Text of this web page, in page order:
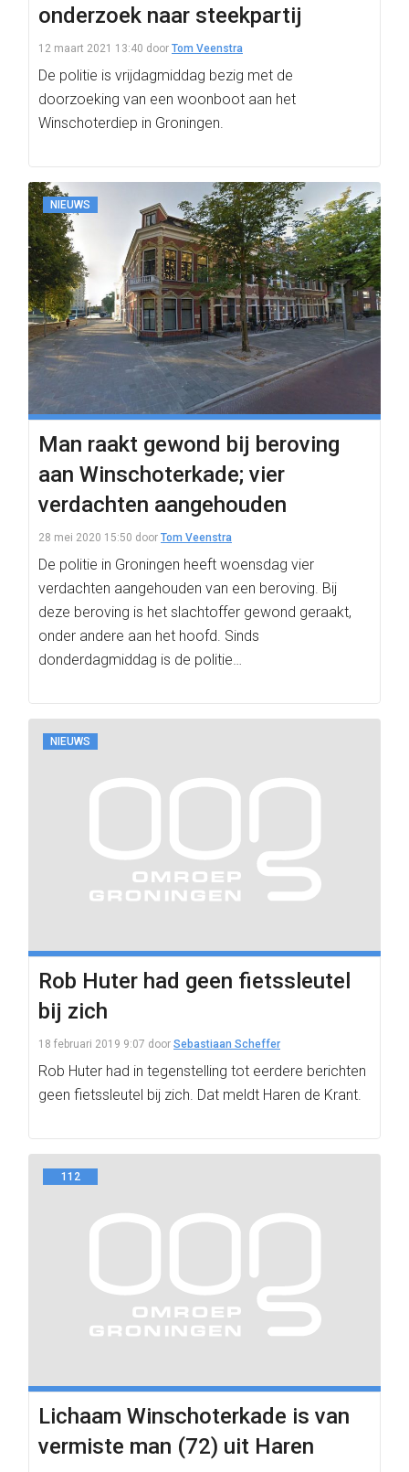
onderzoek naar steekpartij
12 maart 2021 13:40 door Tom Veenstra
De politie is vrijdagmiddag bezig met de
doorzoeking van een woonboot aan het
Winschoterdiep in Groningen.
NIEUWS
Man raakt gewond bij beroving
aan Winschoterkade; vier
verdachten aangehouden
28 mei 2020 15:50 door Tom Veenstra
De politie in Groningen heeft woensdag vier
verdachten aangehouden van een beroving. Bij
deze beroving is het slachtoffer gewond geraakt,
onder andere aan het hoofd. Sinds
donderdagmiddag is de politie…
NIEUWS
Rob Huter had geen fietssleutel
bij zich
18 februari 2019 9:07 door Sebastiaan Scheffer
Rob Huter had in tegenstelling tot eerdere berichten
geen fietssleutel bij zich. Dat meldt Haren de Krant.
112
Lichaam Winschoterkade is van
vermiste man (72) uit Haren